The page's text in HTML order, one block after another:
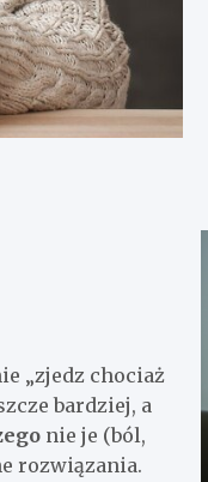
„zjedz chociaż
bardziej, a
nie je (ból,
rozwiązania.